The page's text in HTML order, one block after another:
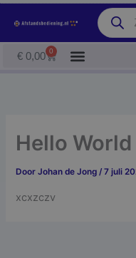
Ga
naar
de
inhoud
zoeken
€ 0,00 0
Winkelwagen
Hello World
DoorJohan de Jong/7 juli
xcxzczv